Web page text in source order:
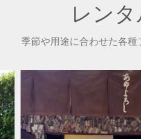
レン
季節や用途に合わせた各種